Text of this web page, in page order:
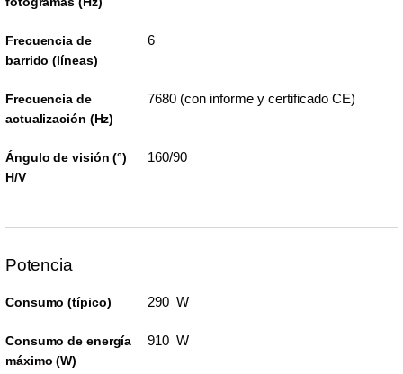
Frecuencia de
barrido (líneas)
6
Frecuencia de
actualización (Hz)
7680 (con informe y certificado CE)
Ángulo de visión (°)
H/V
160/90
Potencia
Consumo (típico) 290 W
Consumo de energía
máximo (W)
910 W